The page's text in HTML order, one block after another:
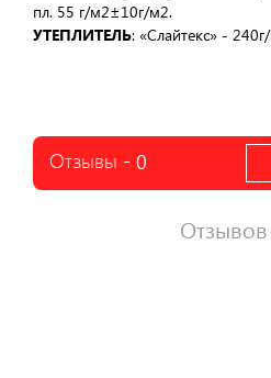
пл. 55 г/м2±10г/м2.
УТЕПЛИТЕЛЬ: «Слайтекс» -
Отзывы - 0
Отзывов